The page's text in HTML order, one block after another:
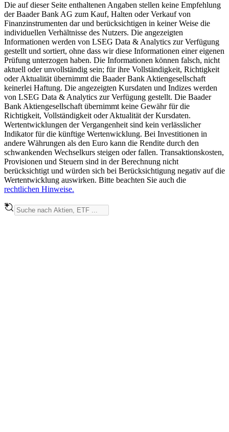
Die auf dieser Seite enthaltenen Angaben stellen keine Empfehlung
der Baader Bank AG zum Kauf, Halten oder Verkauf von
Finanzinstrumenten dar und berücksichtigen in keiner Weise die
individuellen Verhältnisse des Nutzers. Die angezeigten
Informationen werden von LSEG Data & Analytics zur Verfügung
gestellt und sortiert, ohne dass wir diese Informationen einer eigenen
Prüfung unterzogen haben. Die Informationen können falsch, nicht
aktuell oder unvollständig sein; für ihre Vollständigkeit, Richtigkeit
oder Aktualität übernimmt die Baader Bank Aktiengesellschaft
keinerlei Haftung. Die angezeigten Kursdaten und Indizes werden
von LSEG Data & Analytics zur Verfügung gestellt. Die Baader
Bank Aktiengesellschaft übernimmt keine Gewähr für die
Richtigkeit, Vollständigkeit oder Aktualität der Kursdaten.
Wertentwicklungen der Vergangenheit sind kein verlässlicher
Indikator für die künftige Wertenwicklung. Bei Investitionen in
andere Währungen als den Euro kann die Rendite durch den
schwankenden Wechselkurs steigen oder fallen. Transaktionskosten,
Provisionen und Steuern sind in der Berechnung nicht
berücksichtigt und würden sich bei Berücksichtigung negativ auf die
Wertentwicklung auswirken. Bitte beachten Sie auch die
rechtlichen Hinweise.